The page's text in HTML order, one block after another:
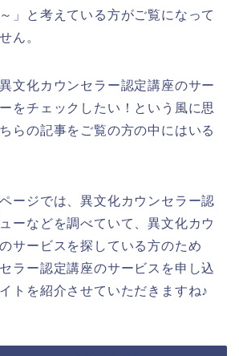
」と考えている方がご覧になって
ん。
文化カウンセラー認定講座のサー
をチェックしたい！という風に思
らの記事をご覧の方の中にはいる
ージでは、異文化カウンセラー認
ーなどを調べていて、異文化カウ
サービスを探している方のため
ラー認定講座のサービスを申し込
トを紹介させていただきますね♪